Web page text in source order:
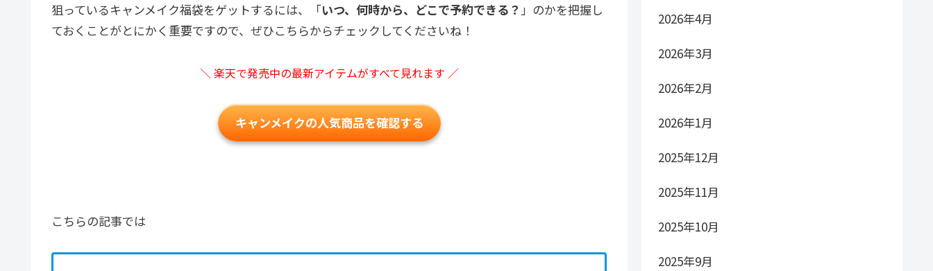
狙っているキャンメイク福袋をゲットするには、「いつ、何時から、どこで予約できる？ 」のかを把握し
ておくことがとにかく重要ですので、ぜひこちらからチェックしてくださいね！
＼ 楽天で発売中の最新アイテムがすべて見れます ／
キャンメイクの人気商品を確認する
こちらの記事では
2026年4月
2026年3月
2026年2月
2026年1月
2025年12月
2025年11月
2025年10月
2025年9月